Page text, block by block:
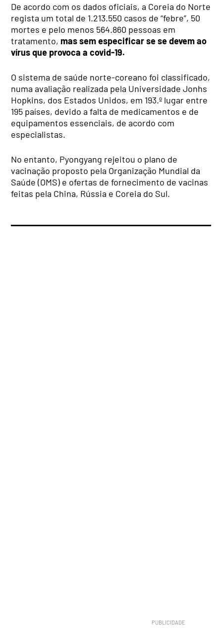
De acordo com os dados oficiais, a Coreia do Norte
regista um total de 1.213.550 casos de “febre”, 50
mortes e pelo menos 564.860 pessoas em
tratamento, mas sem especificar se se devem ao
vírus que provoca a covid-19.
O sistema de saúde norte-coreano foi classificado,
numa avaliação realizada pela Universidade Jonhs
Hopkins, dos Estados Unidos, em 193.º lugar entre
195 países, devido a falta de medicamentos e de
equipamentos essenciais, de acordo com
especialistas.
No entanto, Pyongyang rejeitou o plano de
vacinação proposto pela Organização Mundial da
Saúde (OMS) e ofertas de fornecimento de vacinas
feitas pela China, Rússia e Coreia do Sul.